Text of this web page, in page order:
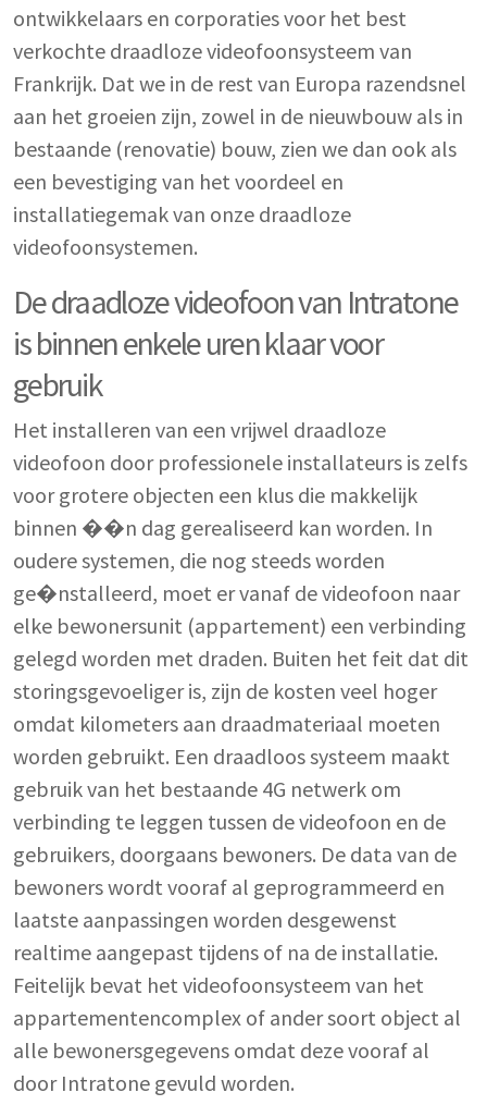
ontwikkelaars en corporaties voor het best
verkochte draadloze videofoonsysteem van
Frankrijk. Dat we in de rest van Europa razendsnel
aan het groeien zijn, zowel in de nieuwbouw als in
bestaande (renovatie) bouw, zien we dan ook als
een bevestiging van het voordeel en
installatiegemak van onze draadloze
videofoonsystemen.
De draadloze videofoon van Intratone
is binnen enkele uren klaar voor
gebruik
Het installeren van een vrijwel draadloze
videofoon door professionele installateurs is zelfs
voor grotere objecten een klus die makkelijk
binnen ��n dag gerealiseerd kan worden. In
oudere systemen, die nog steeds worden
ge�nstalleerd, moet er vanaf de videofoon naar
elke bewonersunit (appartement) een verbinding
gelegd worden met draden. Buiten het feit dat dit
storingsgevoeliger is, zijn de kosten veel hoger
omdat kilometers aan draadmateriaal moeten
worden gebruikt. Een draadloos systeem maakt
gebruik van het bestaande 4G netwerk om
verbinding te leggen tussen de videofoon en de
gebruikers, doorgaans bewoners. De data van de
bewoners wordt vooraf al geprogrammeerd en
laatste aanpassingen worden desgewenst
realtime aangepast tijdens of na de installatie.
Feitelijk bevat het videofoonsysteem van het
appartementencomplex of ander soort object al
alle bewonersgegevens omdat deze vooraf al
door Intratone gevuld worden.